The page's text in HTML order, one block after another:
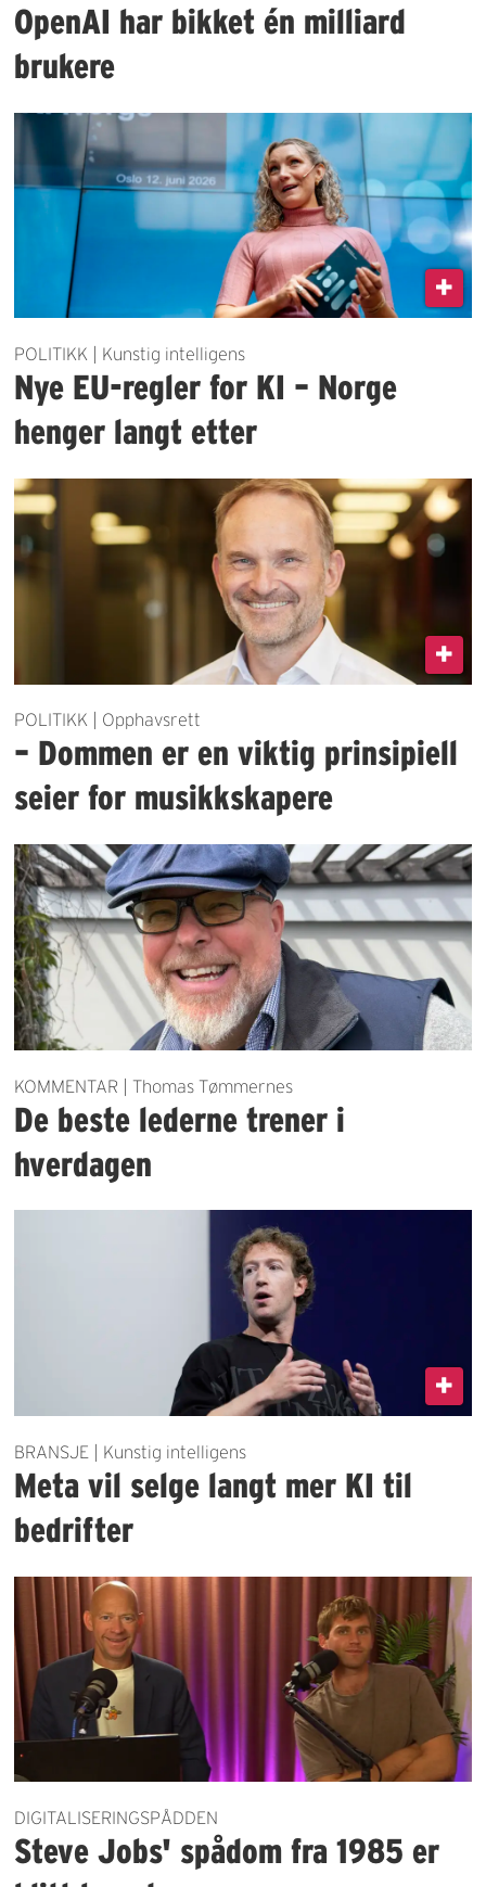
OpenAI har bikket én milliard
brukere
POLITIKK | Kunstig intelligens
Nye EU-regler for KI – Norge
henger langt etter
POLITIKK | Opphavsrett
– Dommen er en viktig prinsipiell
seier for musikkskapere
KOMMENTAR | Thomas Tømmernes
De beste lederne trener i
hverdagen
BRANSJE | Kunstig intelligens
Meta vil selge langt mer KI til
bedrifter
DIGITALISERINGSPÅDDEN
Steve Jobs' spådom fra 1985 er